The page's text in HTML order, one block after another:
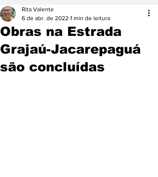
Obras na Estrada
Grajaú-Jacarepaguá
são concluídas
Rita Valente
6 de abr. de 2022 1 min de leitura